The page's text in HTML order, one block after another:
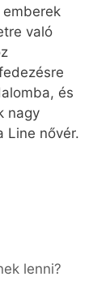
való
és
nagy
Line nővér.
lenni?